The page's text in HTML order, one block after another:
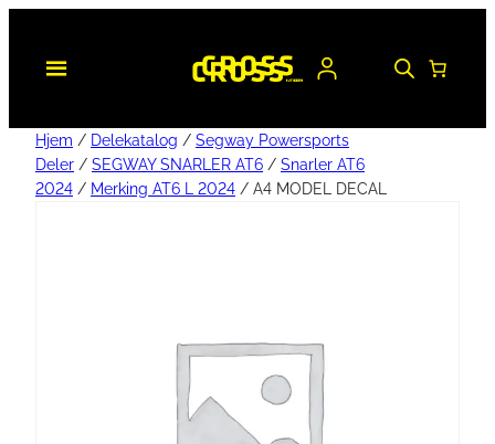
Hjem / Delekatalog / Segway Powersports
Deler / SEGWAY SNARLER AT6 / Snarler AT6
2024 / Merking AT6 L 2024 / A4 MODEL DECAL